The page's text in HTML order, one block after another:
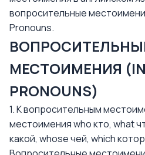
вопросительные
Pronouns.
МЕСТОИМЕНИЯ
PRONOUNS)
1. К вопросительным
местоимения who кто, what
какой, whose чей, which